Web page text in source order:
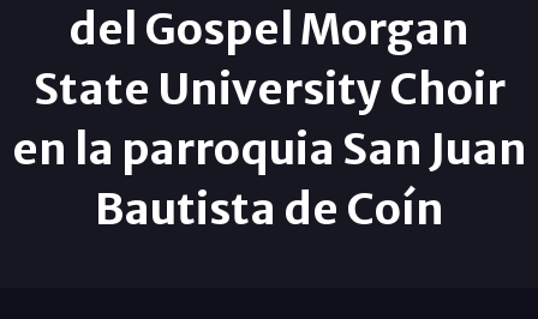
del Gospel Morgan
State University Choir
en la parroquia San Juan
Bautista de Coín